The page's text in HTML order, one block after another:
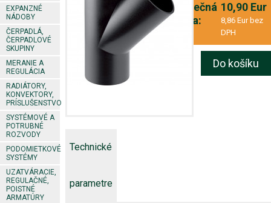
EXPANZNÉ
NÁDOBY
ČERPADLÁ,
ČERPADLOVÉ
SKUPINY
MERANIE A
REGULÁCIA
RADIÁTORY,
KONVEKTORY,
PRÍSLUŠENSTVO
SYSTÉMOVÉ A
POTRUBNÉ
ROZVODY
PODOMIETKOVÉ
SYSTÉMY
UZATVÁRACIE,
REGULAČNÉ,
POISTNÉ
ARMATÚRY
Konečná
cena:
10,90 Eur
8,86 Eur bez
DPH
Do košíku
Technické
parametre